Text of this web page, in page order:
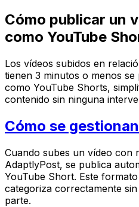
Cómo publicar un
como YouTube
Los vídeos subidos en
tienen 3 minutos o menos
como YouTube Shorts,
contenido sin ninguna
Cómo se
Cuando subes un vídeo con
AdaptlyPost, se publica
YouTube Short. Este
categoriza correctamente
parte.